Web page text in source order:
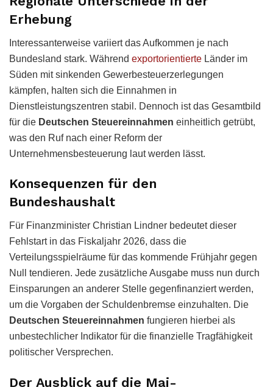
Erhebung
Interessanterweise variiert das Aufkommen je nach
Bundesland stark. Während exportorientierte Länder im
Süden mit sinkenden Gewerbesteuerzerlegungen
kämpfen, halten sich die Einnahmen in
Dienstleistungszentren stabil. Dennoch ist das Gesamtbild
für die Deutschen Steuereinnahmen einheitlich getrübt,
was den Ruf nach einer Reform der
Unternehmensbesteuerung laut werden lässt.
Konsequenzen für den
Bundeshaushalt
Für Finanzminister Christian Lindner bedeutet dieser
Fehlstart in das Fiskaljahr 2026, dass die
Verteilungsspielräume für das kommende Frühjahr gegen
Null tendieren. Jede zusätzliche Ausgabe muss nun durch
Einsparungen an anderer Stelle gegenfinanziert werden,
um die Vorgaben der Schuldenbremse einzuhalten. Die
Deutschen Steuereinnahmen fungieren hierbei als
unbestechlicher Indikator für die finanzielle Tragfähigkeit
politischer Versprechen.
Der Ausblick auf die Mai-